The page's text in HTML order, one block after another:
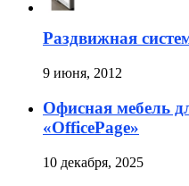
Раздвижная
9 июня, 2012
Офисная мебель
«OfficePage»
10 декабря, 2025